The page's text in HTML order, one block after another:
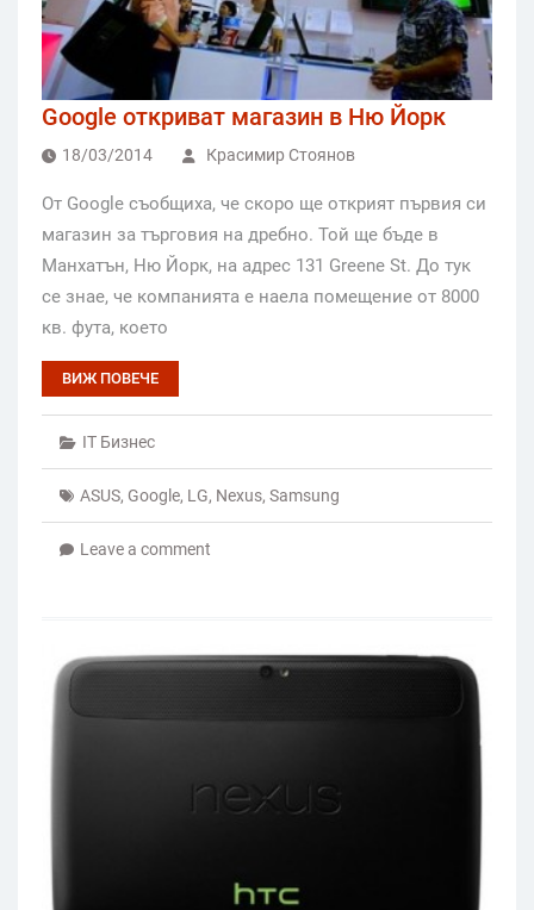
Google откриват магазин в Ню Йорк
18/03/2014 Красимир Стоянов
От Google съобщиха, че скоро ще открият първия си
магазин за търговия на дребно. Той ще бъде в
Манхатън, Ню Йорк, на адрес 131 Greene St. До тук
се знае, че компанията е наела помещение от 8000
кв. фута, което
ВИЖ ПОВЕЧЕ
IT Бизнес
ASUS, Google, LG, Nexus, Samsung
Leave a comment